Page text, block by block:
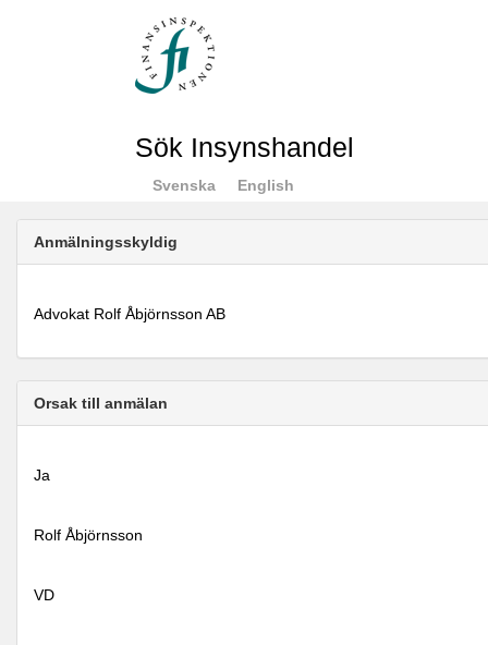
Sök Insynshandel
Svenska English
Anmälningsskyldig
Advokat Rolf Åbjörnsson AB
Orsak till anmälan
Ja
Rolf Åbjörnsson
VD